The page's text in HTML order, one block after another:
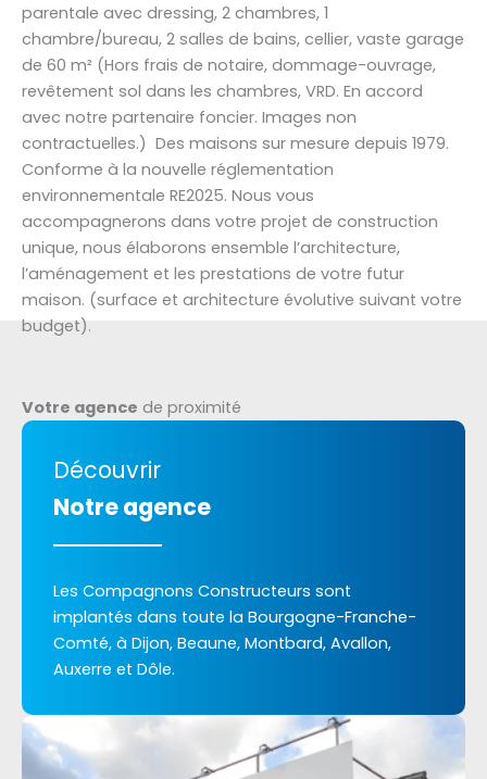
parentale avec dressing, 2 chambres, 1
chambre/bureau, 2 salles de bains, cellier, vaste garage
de 60 m² (Hors frais de notaire, dommage-ouvrage,
revêtement sol dans les chambres, VRD. En accord
avec notre partenaire foncier. Images non
contractuelles.) Des maisons sur mesure depuis 1979.
Conforme à la nouvelle réglementation
environnementale RE2025. Nous vous
accompagnerons dans votre projet de construction
unique, nous élaborons ensemble l’architecture,
l’aménagement et les prestations de votre futur
maison. (surface et architecture évolutive suivant votre
budget).
Votre agence de proximité
Découvrir
Notre agence
Les Compagnons Constructeurs sont
implantés dans toute la Bourgogne-Franche-
Comté, à Dijon, Beaune, Montbard, Avallon,
Auxerre et Dôle.